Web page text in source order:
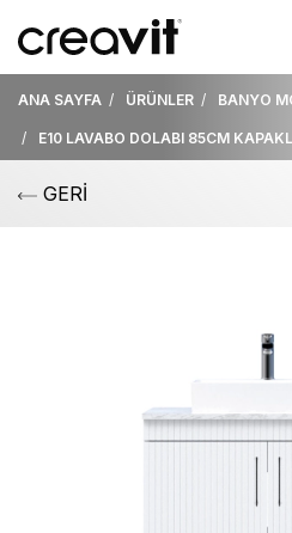
ANA SAYFA ÜRÜNLER BANYO
E10 LAVABO DOLABI 85CM
GERİ